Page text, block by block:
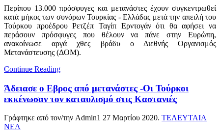
Περίπου 13.000 πρόσφυγες και μετανάστες έχουν συγκεντρωθεί
κατά μήκος των συνόρων Τουρκίας - Ελλάδας μετά την απειλή του
Τούρκου προέδρου Ρετζέπ Ταγίπ Ερντογάν ότι θα αφήσει να
περάσουν πρόσφυγες που θέλουν να πάνε στην Ευρώπη,
ανακοίνωσε αργά χθες βράδυ ο Διεθνής Οργανισμός
Μετανάστευσης (ΔΟΜ).
Continue Reading
Άδειασε ο Εβρος από μετανάστες -Οι Τούρκοι
εκκένωσαν τον καταυλισμό στις Καστανιές
Γράφτηκε από τον/την Admin1 27 Μαρτίου 2020. ΤΕΛΕΥΤΑΙΑ
ΝΕΑ